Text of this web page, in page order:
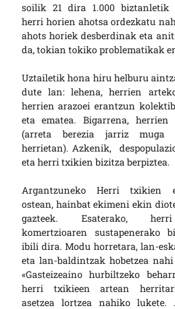
soilik 21 dira 1.000 biztanletik
herri horien ahotsa ordezkatu
ahots horiek desberdinak eta
da, tokian tokiko problematikak
Uztailetik hona hiru helburu
dute lan: lehena, herrien
herrien arazoei erantzun
eta ematea. Bigarrena, herrien
(arreta berezia jarriz muga
herrietan). Azkenik,
eta herri txikien bizitza berpiztea.
Argantzuneko Herri txikien
ostean, hainbat ekimeni ekin
gazteek. Esaterako,
komertzioaren sustapenerako
ibili dira. Modu horretara, lan-
eta lan-baldintzak hobetzea
«Gasteizeaino hurbiltzeko
herri txikieen artean
asetzea lortzea nahiko lukete.